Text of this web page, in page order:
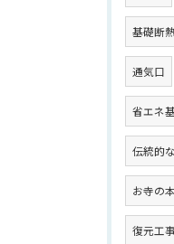
基礎断
通気口
省エネ
伝統的
お寺の
復元工事